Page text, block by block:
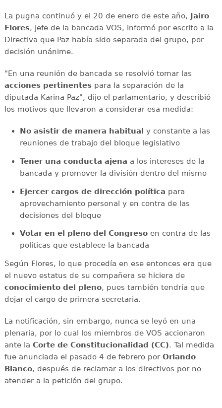
La pugna continuó y el 20 de enero de este año,
Jairo
Flores, jefe de la bancada VOS, informó por escrito a la
Directiva que Paz había sido separada del grupo, por
decisión unánime.
"En una reunión de bancada se resolvió tomar las
acciones pertinentespara la separación de la
diputada Karina Paz", dijo el parlamentario, y describió
los motivos que llevaron a considerar esa medida:
No asistir de manera habitual
y constante a las
reuniones de trabajo del bloque legislativo
Tener una conducta ajena a los intereses de la
bancada y promover la división dentro del mismo
Ejercer cargos de dirección política para
aprovechamiento personal y en contra de las
decisiones del bloque
Votar en el pleno del Congreso en contra de las
políticas que establece la bancada
Según Flores, lo que procedía en ese entonces era que
el nuevo estatus de su compañera se hiciera de
conocimiento del pleno, pues también tendría que
dejar el cargo de primera secretaria.
La notificación, sin embargo, nunca se leyó en una
plenaria, por lo cual los miembros de VOS accionaron
ante la Corte de Constitucionalidad (CC). Tal medida
fue anunciada el pasado 4 de febrero por Orlando
Blanco, después de reclamar a los directivos por no
atender a la petición del grupo.